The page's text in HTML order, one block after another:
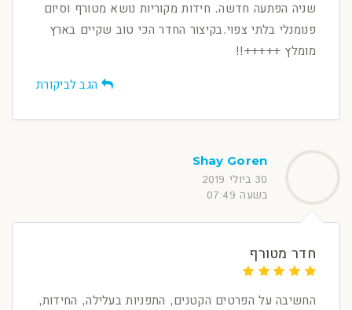
שניה הפתעה חדשה. חידות מקוריות נושא מטורף וסיום
פנומנלי בלתי צפוי.בקיצור החדר הכי טוב שקיים בארץ
מומלץ +++++!!
הגב לביקורת
Shay Goren
30 ביולי 2019
בשעה 07:49
חדר מטורף
החשיבה על הפרטים הקטנים, התפניות בעלילה, החידות,